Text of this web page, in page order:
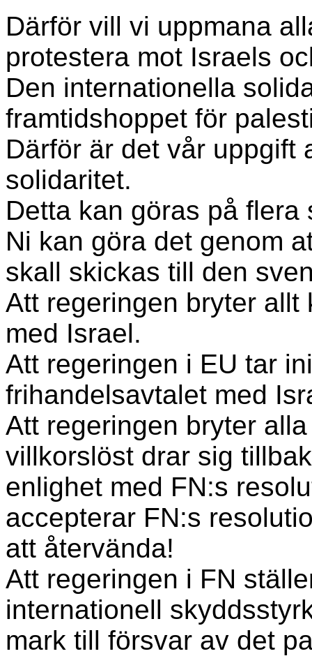
Därför vill vi uppmana
protestera mot Israels
Den internationella
framtidshoppet för
Därför är det vår uppgift
solidaritet.
Detta kan göras på flera
Ni kan göra det genom
skall skickas till den
Att regeringen bryter
med Israel.
Att regeringen i EU tar
frihandelsavtalet med
Att regeringen bryter
villkorslöst drar sig
enlighet med FN:s
accepterar FN:s
att återvända!
Att regeringen i FN
internationell
mark till försvar av det